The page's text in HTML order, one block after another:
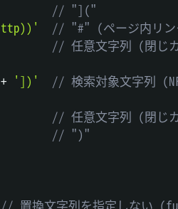
// "]("
// "#" (ページ内リ
// 任意文字列 (閉じ
+ '])'
// 検索対象文字列
// 任意文字列 (閉じ
// ")"
// 置換文字列を指定しない